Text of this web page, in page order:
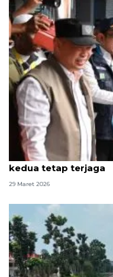
Dirut ASDP
kedua tetap terjaga
29 Maret 2026